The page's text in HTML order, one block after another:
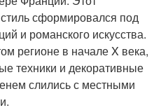
сформировался под
и романского искусства.
регионе в начале X века,
техники и декоративные
слились с местными